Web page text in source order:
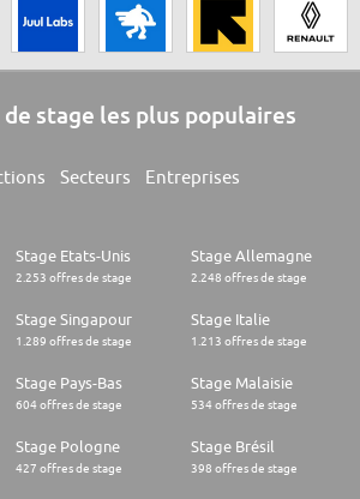
stage les plus populaires
Secteurs Entreprises
Stage Etats-Unis
2.253 offres de stage
Stage Allemagne
2.248 offres de stage
Stage Singapour
1.289 offres de stage
Stage Italie
1.213 offres de stage
Stage Pays-Bas
604 offres de stage
Stage Malaisie
534 offres de stage
Stage Pologne
427 offres de stage
Stage Brésil
398 offres de stage